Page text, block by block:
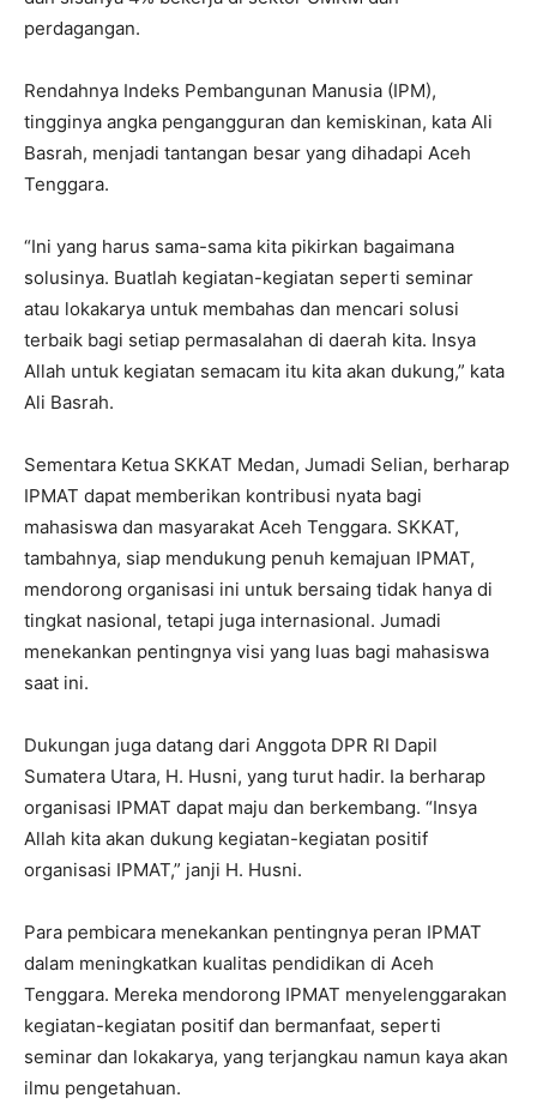
perdagangan.
Rendahnya Indeks Pembangunan Manusia (IPM),
tingginya angka pengangguran dan kemiskinan, kata Ali
Basrah, menjadi tantangan besar yang dihadapi Aceh
Tenggara.
“Ini yang harus sama-sama kita pikirkan bagaimana
solusinya. Buatlah kegiatan-kegiatan seperti seminar
atau lokakarya untuk membahas dan mencari solusi
terbaik bagi setiap permasalahan di daerah kita. Insya
Allah untuk kegiatan semacam itu kita akan dukung,” kata
Ali Basrah.
Sementara Ketua SKKAT Medan, Jumadi Selian, berharap
IPMAT dapat memberikan kontribusi nyata bagi
mahasiswa dan masyarakat Aceh Tenggara. SKKAT,
tambahnya, siap mendukung penuh kemajuan IPMAT,
mendorong organisasi ini untuk bersaing tidak hanya di
tingkat nasional, tetapi juga internasional. Jumadi
menekankan pentingnya visi yang luas bagi mahasiswa
saat ini.
Dukungan juga datang dari Anggota DPR RI Dapil
Sumatera Utara, H. Husni, yang turut hadir. Ia berharap
organisasi IPMAT dapat maju dan berkembang. “Insya
Allah kita akan dukung kegiatan-kegiatan positif
organisasi IPMAT,” janji H. Husni.
Para pembicara menekankan pentingnya peran IPMAT
dalam meningkatkan kualitas pendidikan di Aceh
Tenggara. Mereka mendorong IPMAT menyelenggarakan
kegiatan-kegiatan positif dan bermanfaat, seperti
seminar dan lokakarya, yang terjangkau namun kaya akan
ilmu pengetahuan.